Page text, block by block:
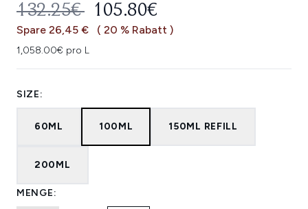
UNVERBINDLICHE
132.25€ AKTUELLER PREIS:
105.80€
Spare 26,45 € ( 20 % Rabatt )
1,058.00€ pro L
SIZE:
60ML 100ML 150ML REFILL
200ML
MENGE: